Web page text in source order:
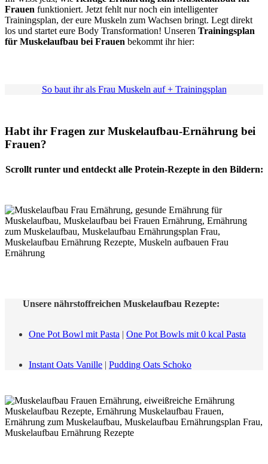
Frauen funktioniert. Jetzt fehlt nur noch ein intelligenter
Trainingsplan, der eure Muskeln zum Wachsen bringt. Legt direkt
los und startet eure Body Transformation! Unseren Trainingsplan
für Muskelaufbau bei Frauen bekommt ihr hier:
So baut ihr als Frau Muskeln auf + Trainingsplan
Habt ihr Fragen zur Muskelaufbau-Ernährung bei
Frauen?
Scrollt runter und entdeckt alle Protein-Rezepte in den Bildern:
Unsere nährstoffreichen Muskelaufbau Rezepte:
One Pot Bowl mit Pasta | One Pot Bowls mit 0 kcal Pasta
Instant Oats Vanille | Pudding Oats Schoko